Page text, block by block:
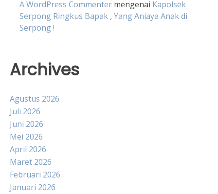
A WordPress Commenter mengenai Kapolsek
Serpong Ringkus Bapak , Yang Aniaya Anak di
Serpong !
Archives
Agustus 2026
Juli 2026
Juni 2026
Mei 2026
April 2026
Maret 2026
Februari 2026
Januari 2026